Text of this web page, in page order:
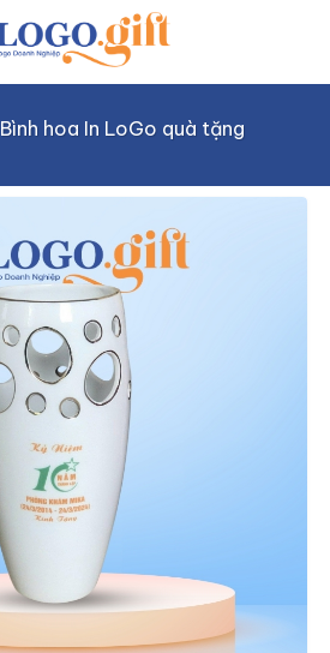
Bình hoa In LoGo quà tặng